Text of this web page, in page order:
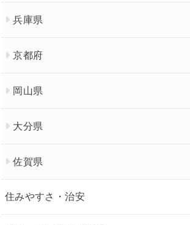
兵庫県
京都府
岡山県
大分県
佐賀県
住みやすさ・治安